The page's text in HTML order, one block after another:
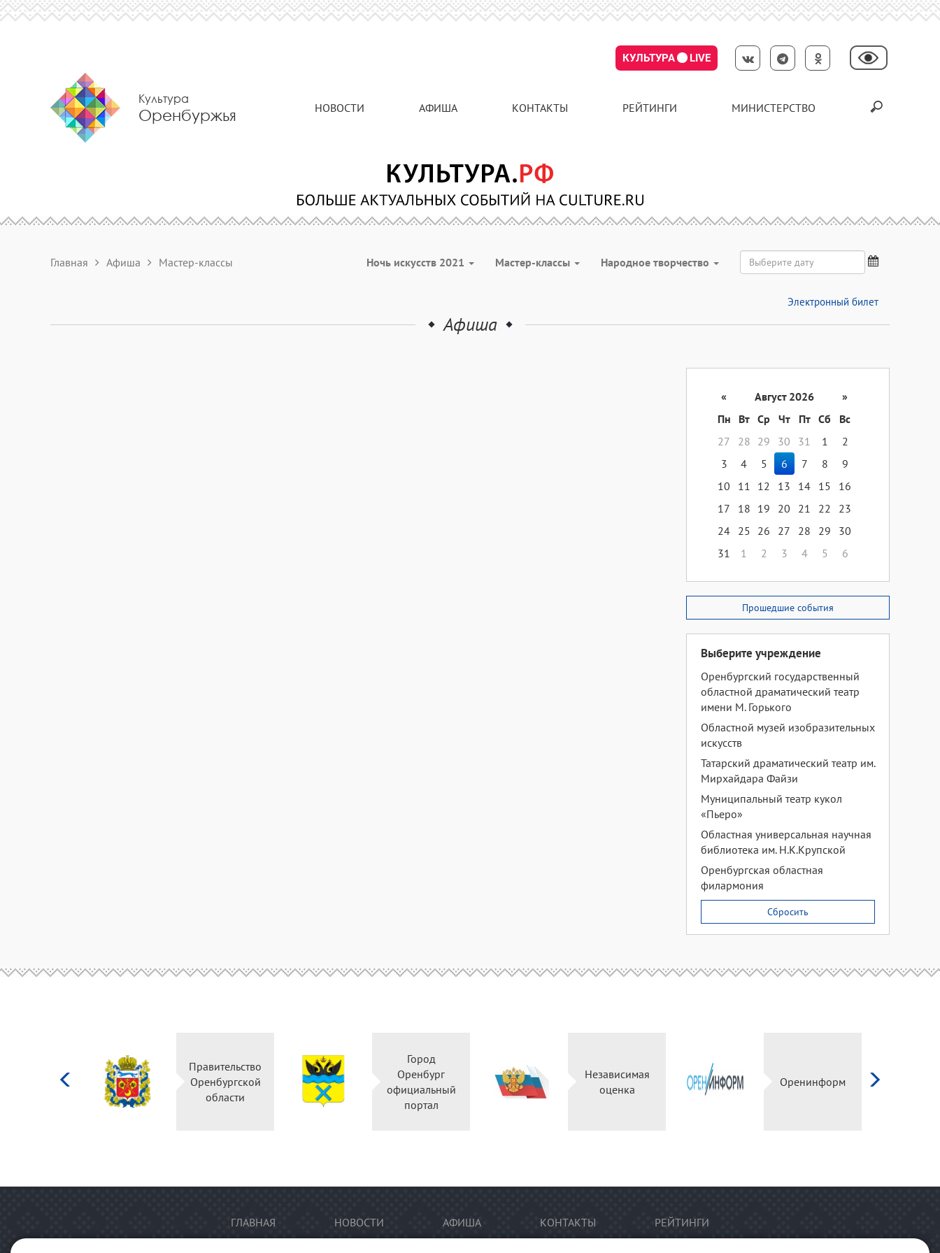
КУЛЬТУРА LIVE
Культура
Оренбуржья НОВОСТИ АФИША КОНТАКТЫ РЕЙТИНГИ МИНИСТЕРСТВО
Главная Афиша Мастер-классы Ночь искусств 2021 Мастер-классы Народное творчество
Электронный билет
Афиша
« Август 2026
»
Пн
Вт Ср Чт Пт Сб
Вс
27
28 29 30 31 1
2
3
4 5 6 7 8
9
10
11 12 13 14 15
16
17
18 19 20 21 22
23
24 25 26 27 28 29
30
31
1 2 3 4 5 6
Прошедшие события
Выберите учреждение
Оренбургский государственный
областной драматический театр
имени М. Горького
Областной музей изобразительных
искусств
Татарский драматический театр им.
Мирхайдара Файзи
Муниципальный театр кукол
«Пьеро»
Областная универсальная научная
библиотека им. Н.К.Крупской
Оренбургская областная
филармония
Сбросить
Правительство
Оренбургской
области
Город
Оренбург
официальный
портал
Независимая
оценка
Оренинформ
ГЛАВНАЯ НОВОСТИ АФИША КОНТАКТЫ РЕЙТИНГИ